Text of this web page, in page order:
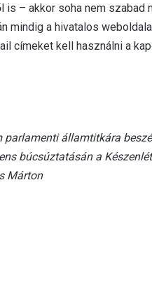
– akkor soha nem szabad
mindig a hivatalos
címeket kell használni a
államtitkára
búcsúztatásán a
Márton